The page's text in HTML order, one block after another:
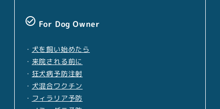
check_circle_outline For Dog Owner
・ 犬を飼い始めたら
・ 来院される前に
・ 狂犬病予防注射
・ 犬混合ワクチン
・ フィラリア予防